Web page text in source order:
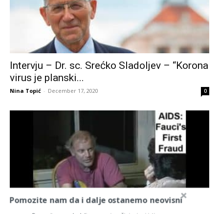
Intervju – Dr. sc. Srećko Sladoljev – “Korona
virus je planski...
Nina Topić - December 17, 2020 0
Pomozite nam da i dalje ostanemo neovisni